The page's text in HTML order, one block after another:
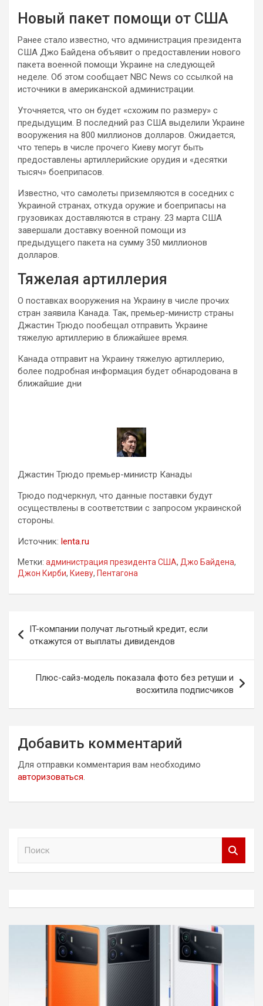
Новый пакет помощи от США
Ранее стало известно, что администрация президента
США Джо Байдена объявит о предоставлении нового
пакета военной помощи Украине на следующей
неделе. Об этом сообщает NBC News со ссылкой на
источники в американской администрации.
Уточняется, что он будет «схожим по размеру» с
предыдущим. В последний раз США выделили Украине
вооружения на 800 миллионов долларов. Ожидается,
что теперь в числе прочего Киеву могут быть
предоставлены артиллерийские орудия и «десятки
тысяч» боеприпасов.
Известно, что самолеты приземляются в соседних с
Украиной странах, откуда оружие и боеприпасы на
грузовиках доставляются в страну. 23 марта США
завершали доставку военной помощи из
предыдущего пакета на сумму 350 миллионов
долларов.
Тяжелая артиллерия
О поставках вооружения на Украину в числе прочих
стран заявила Канада. Так, премьер-министр страны
Джастин Трюдо пообещал отправить Украине
тяжелую артиллерию в ближайшее время.
Канада отправит на Украину тяжелую артиллерию,
более подробная информация будет обнародована в
ближайшие дни
Джастин Трюдо премьер-министр Канады
Трюдо подчеркнул, что данные поставки будут
осуществлены в соответствии с запросом украинской
стороны.
Источник: lenta.ru
Метки: администрация президента США, Джо Байдена,
Джон Кирби, Киеву, Пентагона
по
записям
IT-компании получат льготный кредит, если
откажутся от выплаты дивидендов
Плюс-сайз-модель показала фото без ретуши и
восхитила подписчиков
Добавить комментарий
Для отправки комментария вам необходимо
авторизоваться.